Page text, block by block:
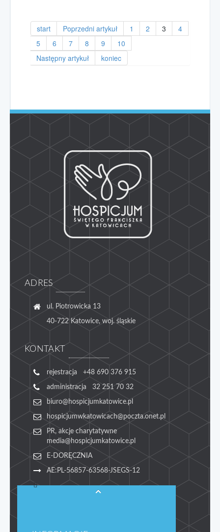
start Poprzedni artykuł 1 2 3
4
5
6 7 8 9
10
Następny artykuł
koniec
ADRES
ul. Piotrowicka 13
40-722 Katowice, woj. śląskie
KONTAKT
rejestracja +48 690 376 915
administracja 32 251 70 32
biuro@hospicjumkatowice.pl
hospicjumwkatowicach@poczta.onet.pl
PR, akcje charytatywne
media@hospicjumkatowice.pl
E-DORĘCZNIA
AE:PL-56857-63568-JSEGS-12